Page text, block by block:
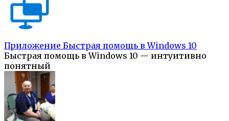
Приложение Быстрая помощь в Windows 10
Быстрая помощь в Windows 10 — интуитивно
понятный